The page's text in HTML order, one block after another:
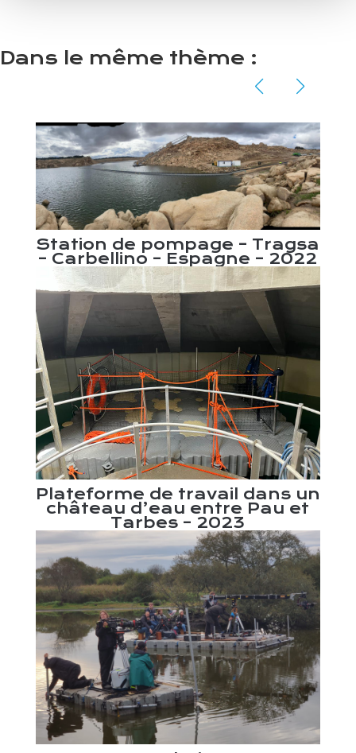
Dans le même thème :
Station de pompage – Tragsa
– Carbellino – Espagne – 2022
Plateforme de travail dans un
château d’eau entre Pau et
Tarbes – 2023